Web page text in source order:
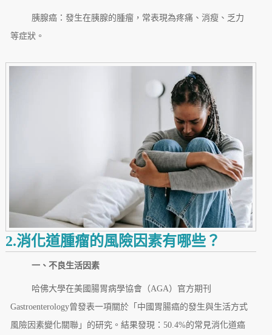
胰腺癌：發生在胰腺的腫瘤，常表現為疼痛、消瘦、乏力
等症狀。
2.消化道腫瘤的風險因素有哪些？
一、不良生活因素
哈佛大學在美國腸胃病學協會（AGA）官方期刊
Gastroenterology曾發表一項關於「中國胃腸癌的發生與生活方式
風險因素變化關聯」的研究。結果發現：50.4%的常見消化道癌